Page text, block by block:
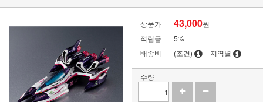
상품가 43,000원
적립금
5%
배송비
(조건) 지역별
수량